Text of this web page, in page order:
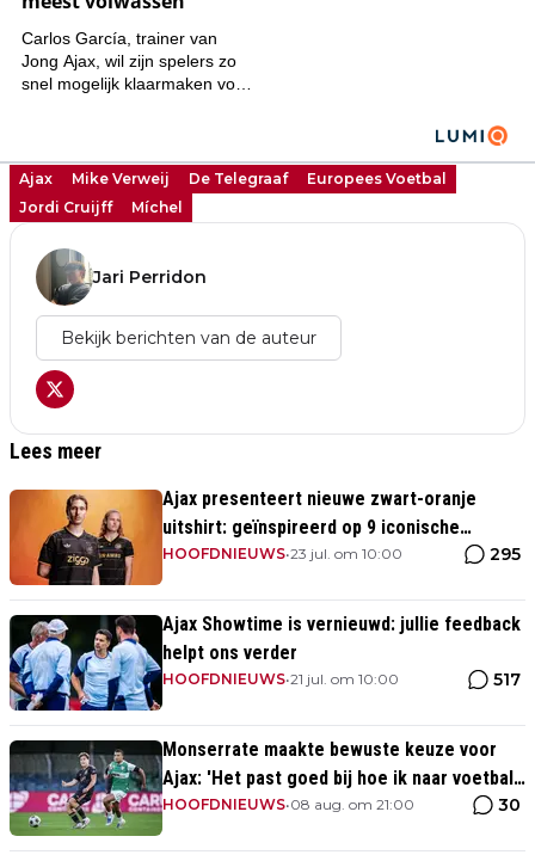
Ajax Mike Verweij De Telegraaf
Europees Voetbal
Jordi Cruijff
Míchel
Jari Perridon
Bekijk berichten van de auteur
Lees meer
Ajax presenteert nieuwe zwart-oranje
uitshirt: geïnspireerd op 9 iconische
momenten uit clubhistorie
HOOFDNIEUWS•23 jul. om 10:00 295
Ajax Showtime is vernieuwd: jullie feedback
helpt ons verder
HOOFDNIEUWS•21 jul. om 10:00 517
Monserrate maakte bewuste keuze voor
Ajax: 'Het past goed bij hoe ik naar voetbal
kijk’
HOOFDNIEUWS•08 aug. om 21:00 30